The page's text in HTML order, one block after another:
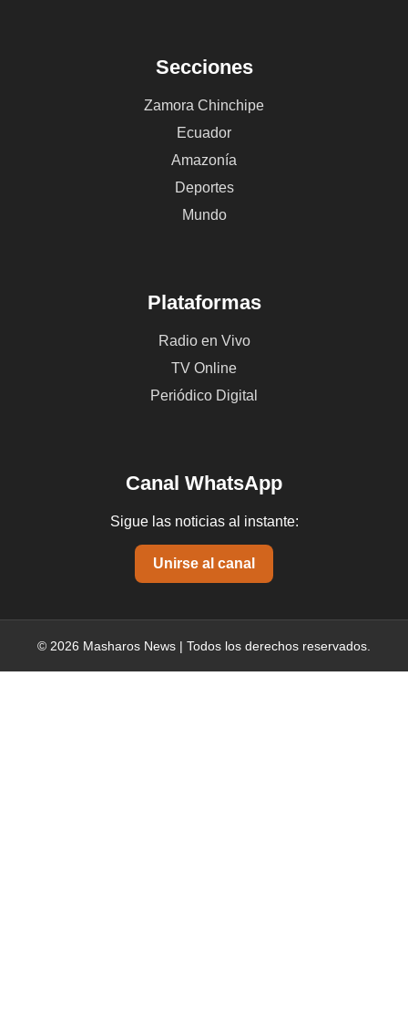
Secciones
Zamora Chinchipe
Ecuador
Amazonía
Deportes
Mundo
Plataformas
Radio en Vivo
TV Online
Periódico Digital
Canal WhatsApp
Sigue las noticias al instante:
Unirse al canal
© 2026 Masharos News | Todos los derechos reservados.